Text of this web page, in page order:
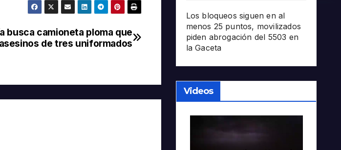
busca camioneta ploma que
de tres uniformados
Los bloqueos siguen en al
menos 25 puntos, movilizados
piden abrogación del 5503 en
la Gaceta
Videos